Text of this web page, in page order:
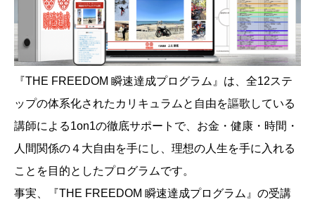
『THE FREEDOM 瞬速達成プログラム』は、全12ステ
ップの体系化されたカリキュラムと自由を謳歌している
講師による1on1の徹底サポートで、お金・健康・時間・
人間関係の４大自由を手にし、理想の人生を手に入れる
ことを目的としたプログラムです。
事実、『THE FREEDOM 瞬速達成プログラム』の受講